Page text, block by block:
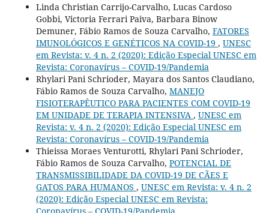
Linda Christian Carrijo-Carvalho, Lucas Cardoso
Gobbi, Victoria Ferrari Paiva, Barbara Binow
Demuner, Fábio Ramos de Souza Carvalho, FATORES
IMUNOLÓGICOS E GENÉTICOS NA COVID-19 , UNESC
em Revista: v. 4 n. 2 (2020): Edição Especial UNESC em
Revista: Coronavírus – COVID-19/Pandemia
Rhylari Pani Schrioder, Mayara dos Santos Claudiano,
Fábio Ramos de Souza Carvalho, MANEJO
FISIOTERAPÊUTICO PARA PACIENTES COM COVID-19
EM UNIDADE DE TERAPIA INTENSIVA , UNESC em
Revista: v. 4 n. 2 (2020): Edição Especial UNESC em
Revista: Coronavírus – COVID-19/Pandemia
Thieissa Moraes Venturotti, Rhylari Pani Schrioder,
Fábio Ramos de Souza Carvalho, POTENCIAL DE
TRANSMISSIBILIDADE DA COVID-19 DE CÃES E
GATOS PARA HUMANOS , UNESC em Revista: v. 4 n. 2
(2020): Edição Especial UNESC em Revista: